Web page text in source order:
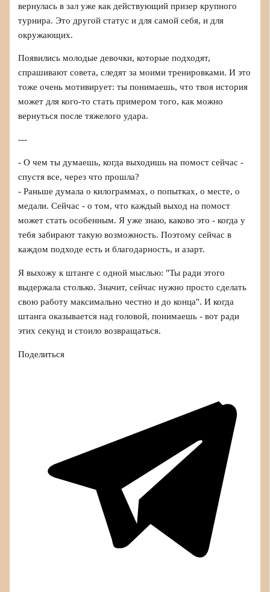
вернулась в зал уже как действующий призер крупного
турнира. Это другой статус и для самой себя, и для
окружающих.
Появились молодые девочки, которые подходят,
спрашивают совета, следят за моими тренировками. И это
тоже очень мотивирует: ты понимаешь, что твоя история
может для кого-то стать примером того, как можно
вернуться после тяжелого удара.
---
- О чем ты думаешь, когда выходишь на помост сейчас -
спустя все, через что прошла?
- Раньше думала о килограммах, о попытках, о месте, о
медали. Сейчас - о том, что каждый выход на помост
может стать особенным. Я уже знаю, каково это - когда у
тебя забирают такую возможность. Поэтому сейчас в
каждом подходе есть и благодарность, и азарт.
Я выхожу к штанге с одной мыслью: "Ты ради этого
выдержала столько. Значит, сейчас нужно просто сделать
свою работу максимально честно и до конца". И когда
штанга оказывается над головой, понимаешь - вот ради
этих секунд и стоило возвращаться.
Поделиться